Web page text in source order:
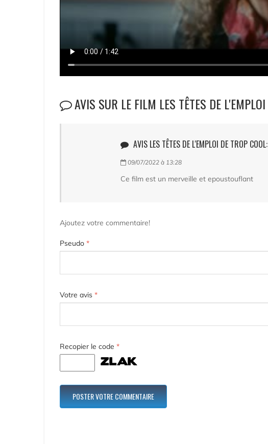
AVIS SUR LE FILM LES TÊTES DE L'EMPLOI
AVIS LES TÊTES DE L'EMPLOI DE TROP COOL:
09/07/2022 à 13:28
Ce film est un merveille et epoustouflant
Ajoutez votre commentaire!
Pseudo *
Votre avis *
Recopier le code *